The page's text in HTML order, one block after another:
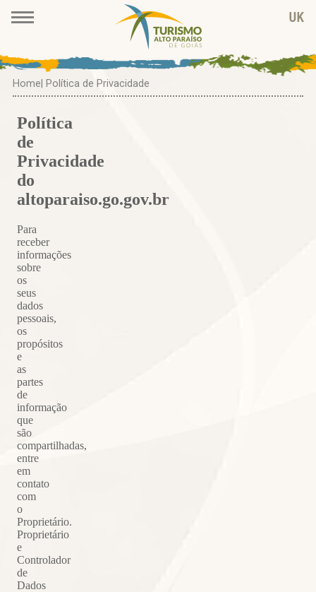
Home | Política de Privacidade
Política
de
Privacidade
do
altoparaiso.go.gov.br
Para
receber
informações
sobre
os
seus
dados
pessoais,
os
propósitos
e
as
partes
de
informação
que
são
compartilhadas,
entre
em
contato
com
o
Proprietário.
Proprietário
e
Controlador
de
Dados